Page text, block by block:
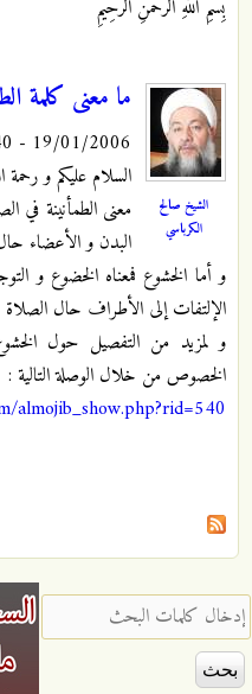
بِسْمِ اللّهِ الرَّحْمَنِ الرَّحِيمِ
الشيخ صالح
الكرباسي
ما معنى كلمة
19/01/2006 - 19:40
السلام عليكم و رحمة
معنى الطمأنينة في
البدن و الأعضاء
و أما الخشوع فمعناه الخضوع و
الإلتفات إلى الأطراف حال
و لمزيد من التفصيل حول
الخصوص من خلال الوصلة التالية :
almojib_show.php?rid=540
الصفحات
‏إدخال كلمات البحث ‏